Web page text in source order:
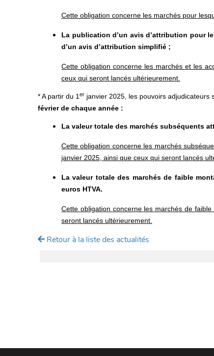
Cette obligation concerne les marchés pour
La publication d’un avis d’attribution pour
d’un avis d’attribution simplifié ;
Cette obligation concerne les marchés et les
ceux qui seront lancés ultérieurement.
* A partir du 1 er janvier 2025, les pouvoirs adjudicateurs
février de chaque année :
La valeur totale des marchés subséquents
Cette obligation concerne les marchés
janvier 2025, ainsi que ceux qui seront lancés
La valeur totale des marchés de faible
euros HTVA.
Cette obligation concerne les marchés de
seront lancés ultérieurement.
Retour à la liste des actualités